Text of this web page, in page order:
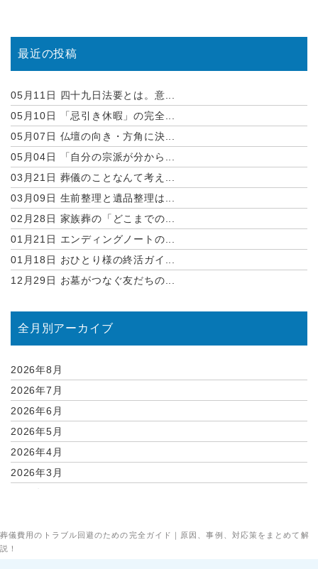
葬儀費用のトラブル回避のための完全ガイド｜原因、事例、対応策をまとめて解
説！
最近の投稿
05月11日 四十九日法要とは。意...
05月10日
「忌引き休暇」の完全...
05月07日 仏壇の向き・方角に決...
05月04日
「自分の宗派が分から...
03月21日 葬儀のことなんて考え...
03月09日 生前整理と遺品整理は...
02月28日 家族葬の「どこまでの...
01月21日 エンディングノートの...
01月18日 おひとり様の終活ガイ...
12月29日 お墓がつなぐ友だちの...
全月別アーカイブ
2026年8月
2026年7月
2026年6月
2026年5月
2026年4月
2026年3月
2025年12月
2025年11月